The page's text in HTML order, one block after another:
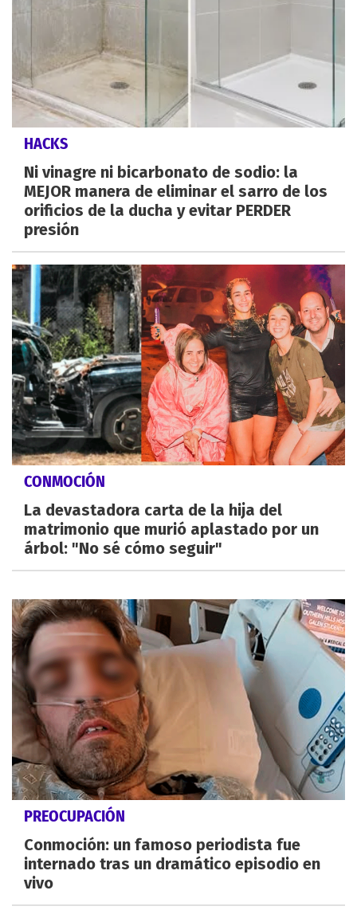
HACKS
Ni vinagre ni bicarbonato de sodio: la
MEJOR manera de eliminar el sarro de los
orificios de la ducha y evitar PERDER
presión
CONMOCIÓN
La devastadora carta de la hija del
matrimonio que murió aplastado por un
árbol: "No sé cómo seguir"
PREOCUPACIÓN
Conmoción: un famoso periodista fue
internado tras un dramático episodio en
vivo